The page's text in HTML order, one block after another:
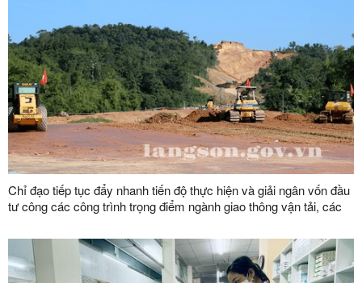
Chỉ đạo tiếp tục đẩy nhanh tiến độ thực hiện và giải ngân vốn đầu
tư công các công trình trọng điểm ngành giao thông vận tải, các